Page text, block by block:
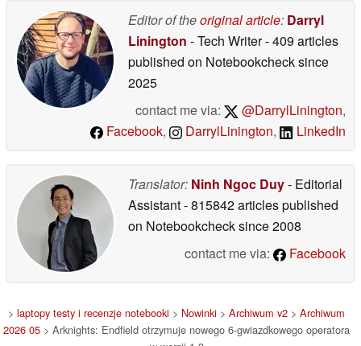
Editor of theoriginal article: Darryl
Linington - Tech Writer- 409 articles
published on Notebookchecksince
2025
contact me via:
@DarrylLinington,
Facebook, DarrylLinington, LinkedIn
Translator: Ninh Ngoc Duy- Editorial
Assistant- 815842 articles published
on Notebookchecksince 2008
contact me via:
Facebook
> laptopy testy i recenzje notebooki > Nowinki > Archiwum v2 > Archiwum
2026 05 > Arknights: Endfield otrzymuje nowego 6-gwiazdkowego operatora